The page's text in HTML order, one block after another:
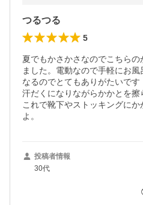
つるつる
5
夏でもかさかさなのでこちら
ました。電動なので手軽にお
なるのでとてもありがたいです
汗だくになりながらかかとを
これで靴下やストッキングに
よ。
投稿者情報
30代